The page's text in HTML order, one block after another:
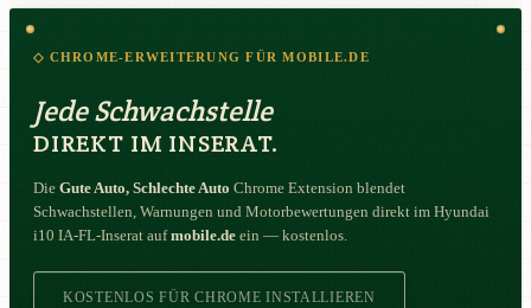
◇ CHROME-ERWEITERUNG FÜR MOBILE.DE
Jede Schwachstelle
DIREKT IM INSERAT.
Die Gute Auto, Schlechte Auto Chrome Extension blendet
Schwachstellen, Warnungen und Motorbewertungen direkt im Hyundai
i10 IA-FL-Inserat aufmobile.de ein — kostenlos.
KOSTENLOS FÜR CHROME INSTALLIEREN